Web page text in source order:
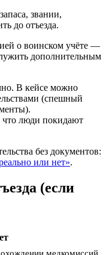
звании,
до отъезда.
о воинском учёте —
дополнительным
В кейсе можно
(спешный
люди покидают
без документов:
или нет».
(если